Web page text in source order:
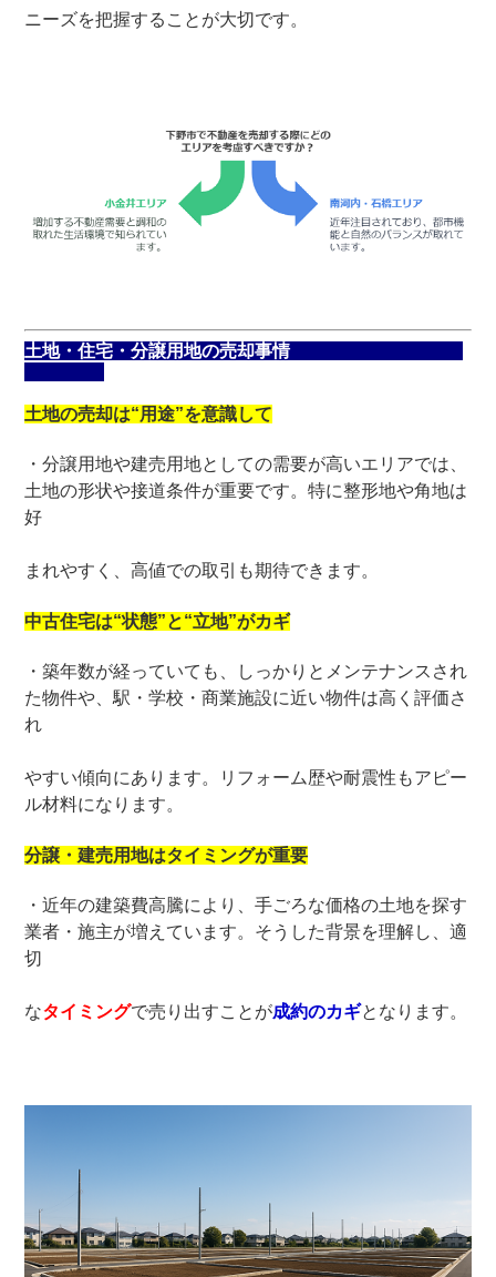
ニーズを把握することが大切です。
土地・住宅・分譲用地の売却事情
土地の売却は“用途”を意識して
・分譲用地や建売用地としての需要が高いエリアでは、
土地の形状や接道条件が重要です。特に整形地や角地は
好
まれやすく、高値での取引も期待できます。
中古住宅は“状態”と“立地”がカギ
・築年数が経っていても、しっかりとメンテナンスされ
た物件や、駅・学校・商業施設に近い物件は高く評価さ
れ
やすい傾向にあります。リフォーム歴や耐震性もアピー
ル材料になります。
分譲・建売用地はタイミングが重要
・近年の建築費高騰により、手ごろな価格の土地を探す
業者・施主が増えています。そうした背景を理解し、適
切
なタイミングで売り出すことが成約のカギとなります。